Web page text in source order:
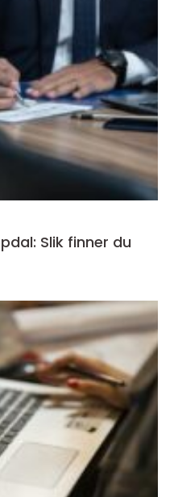
Slik finner du